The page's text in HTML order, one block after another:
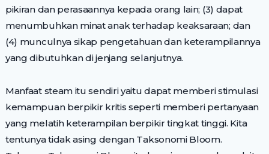
pikiran dan perasaannya kepada orang lain; (3) dapat
menumbuhkan minat anak terhadap keaksaraan; dan
(4) munculnya sikap pengetahuan dan keterampilannya
yang dibutuhkan di jenjang selanjutnya.
Manfaat steam itu sendiri yaitu dapat memberi stimulasi
kemampuan berpikir kritis seperti memberi pertanyaan
yang melatih keterampilan berpikir tingkat tinggi. Kita
tentunya tidak asing dengan Taksonomi Bloom.